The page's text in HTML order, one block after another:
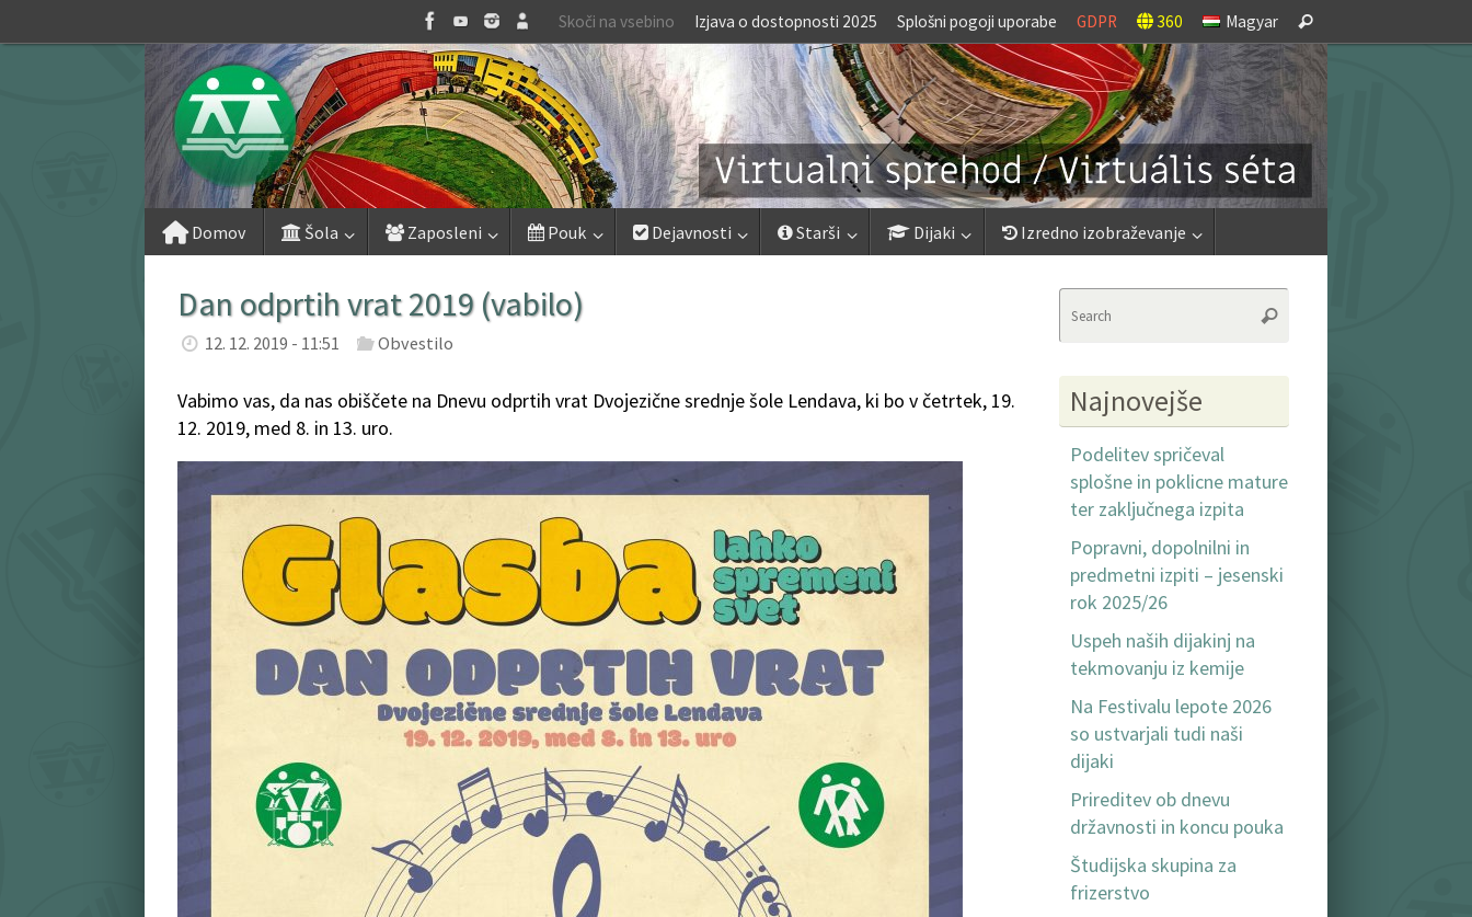
to
Skoči na vsebino Izjava o dostopnosti 2025 Splošni pogoji uporabe GDPR 360 Magyar
for:
Search
Domov Šola Zaposleni Pouk Dejavnosti Starši Dijaki Izredno izobraževanje
Dan odprtih vrat 2019 (vabilo)
12. 12. 2019 - 11:51 Obvestilo
Vabimo vas, da nas obiščete na Dnevu odprtih vrat Dvojezične srednje šole Lendava, ki bo v četrtek, 19.
12. 2019, med 8. in 13. uro.
Search
Najnovejše
Podelitev spričeval
splošne in poklicne mature
ter zaključnega izpita
Popravni, dopolnilni in
predmetni izpiti – jesenski
rok 2025/26
Uspeh naših dijakinj na
tekmovanju iz kemije
Na Festivalu lepote 2026
so ustvarjali tudi naši
dijaki
Prireditev ob dnevu
državnosti in koncu pouka
Študijska skupina za
frizerstvo